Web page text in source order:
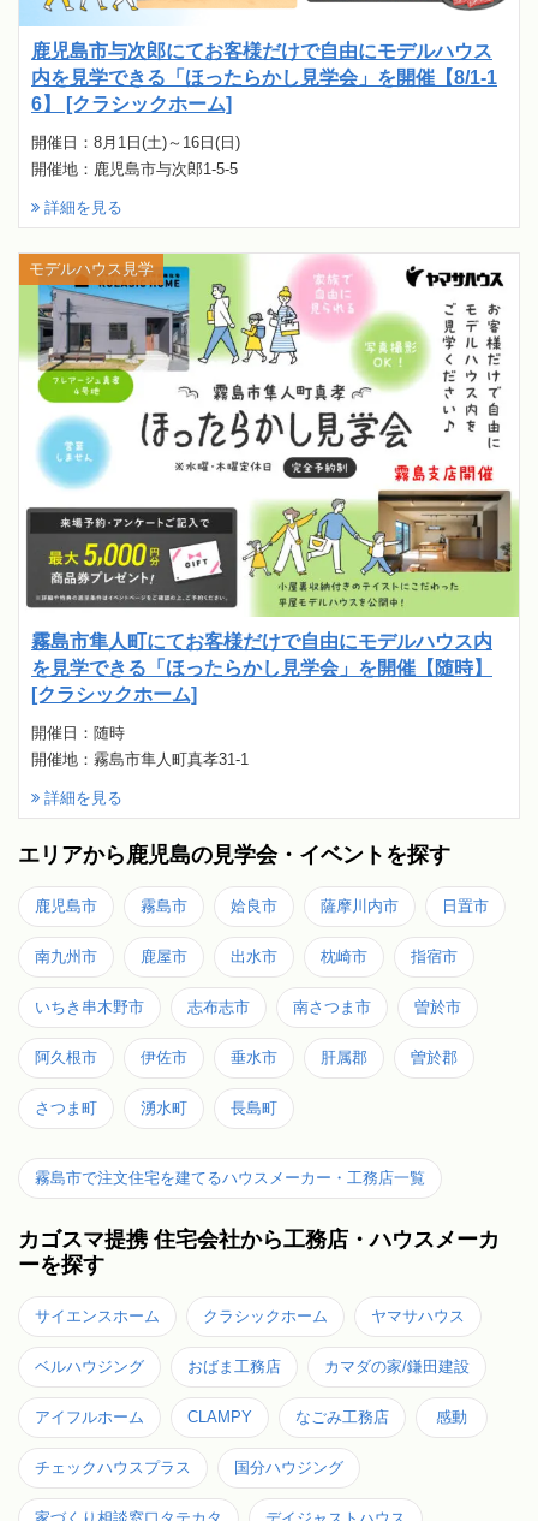
鹿児島市与次郎にてお客様だけで自由にモデルハウス
内を見学できる「ほったらかし見学会」を開催【8/1-1
6】 [クラシックホーム]
開催日：8月1日(土)～16日(日)
開催地：鹿児島市与次郎1-5-5
詳細を見る
霧島市隼人町にてお客様だけで自由にモデルハウス内
を見学できる「ほったらかし見学会」を開催【随時】
[クラシックホーム]
開催日：随時
開催地：霧島市隼人町真孝31-1
詳細を見る
モデルハウス見学
エリアから鹿児島の見学会・イベントを探す
鹿児島市 霧島市 姶良市 薩摩川内市 日置市
南九州市 鹿屋市 出水市 枕崎市 指宿市
いちき串木野市 志布志市 南さつま市 曽於市
阿久根市 伊佐市 垂水市 肝属郡 曽於郡
さつま町 湧水町 長島町
霧島市で注文住宅を建てるハウスメーカー・工務店一覧
カゴスマ提携 住宅会社から工務店・ハウスメーカ
ーを探す
サイエンスホーム クラシックホーム ヤマサハウス
ベルハウジング おばま工務店 カマダの家/鎌田建設
アイフルホーム CLAMPY なごみ工務店 感動
チェックハウスプラス 国分ハウジング